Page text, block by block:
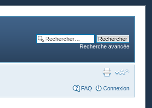
Recherche avancée
FAQ Connexion